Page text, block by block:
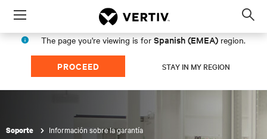
Menu
The page you're viewing is for Spanish (EMEA) region.
PROCEED STAY IN MY REGION
Soporte Información sobre la garantía